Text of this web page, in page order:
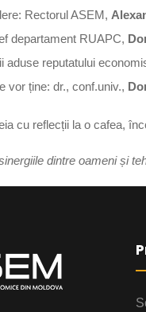
Rectorul ASEM,
departament RUAPC,
aduse reputatului
vor ține: dr., conf.univ.,
cu reflecții la o cafea,
dintre oameni și